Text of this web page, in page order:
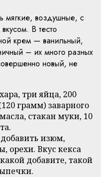
мягкие, воздушные, с
В тесто
крем — ванильный,
– их много разных
новый, не
три яйца, 200
грамм) заварного
стакан муки, 10
изюм,
орехи. Вкус кекса
добавите, такой